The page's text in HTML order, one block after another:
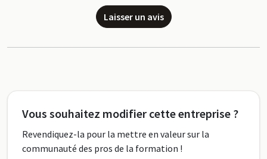
Laisser un avis
Vous souhaitez modifier cette entreprise ?
Revendiquez-la pour la mettre en valeur sur la
communauté des pros de la formation !